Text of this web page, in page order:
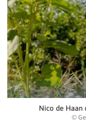
Nico de Haan
©